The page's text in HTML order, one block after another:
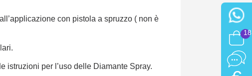
con pistola a spruzzo ( non è
le istruzioni per l’uso delle Diamante Spray.
18